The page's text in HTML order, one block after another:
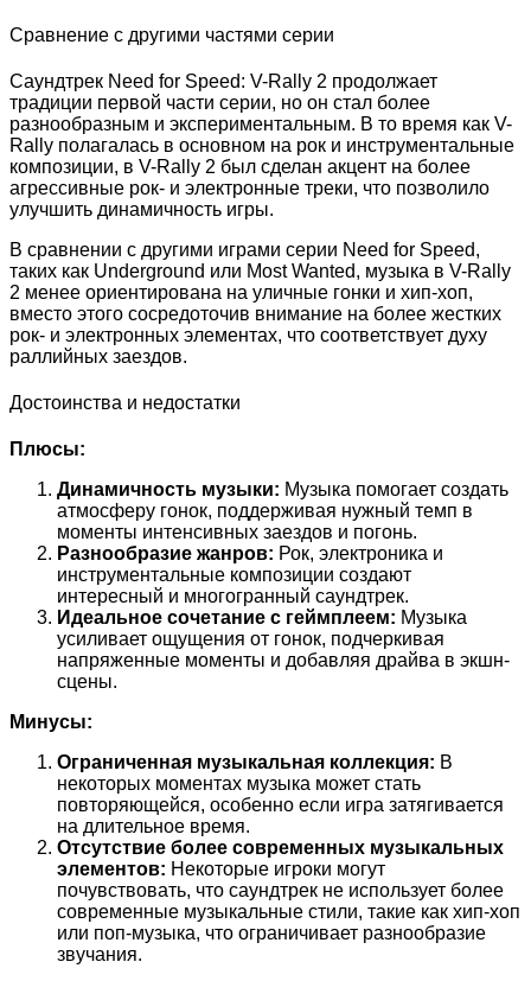
Сравнение с другими частями серии
Саундтрек Need for Speed: V-Rally 2 продолжает
традиции первой части серии, но он стал более
разнообразным и экспериментальным. В то время как V-
Rally полагалась в основном на рок и инструментальные
композиции, в V-Rally 2 был сделан акцент на более
агрессивные рок- и электронные треки, что позволило
улучшить динамичность игры.
В сравнении с другими играми серии Need for Speed,
таких как Underground или Most Wanted, музыка в V-Rally
2 менее ориентирована на уличные гонки и хип-хоп,
вместо этого сосредоточив внимание на более жестких
рок- и электронных элементах, что соответствует духу
раллийных заездов.
Достоинства и недостатки
Плюсы:
Динамичность музыки: Музыка помогает создать
атмосферу гонок, поддерживая нужный темп в
моменты интенсивных заездов и погонь.
Разнообразие жанров: Рок, электроника и
инструментальные композиции создают
интересный и многогранный саундтрек.
Идеальное сочетание с геймплеем: Музыка
усиливает ощущения от гонок, подчеркивая
напряженные моменты и добавляя драйва в экшн-
сцены.
Минусы:
Ограниченная музыкальная коллекция: В
некоторых моментах музыка может стать
повторяющейся, особенно если игра затягивается
на длительное время.
Отсутствие более современных музыкальных
элементов: Некоторые игроки могут
почувствовать, что саундтрек не использует более
современные музыкальные стили, такие как хип-хоп
или поп-музыка, что ограничивает разнообразие
звучания.